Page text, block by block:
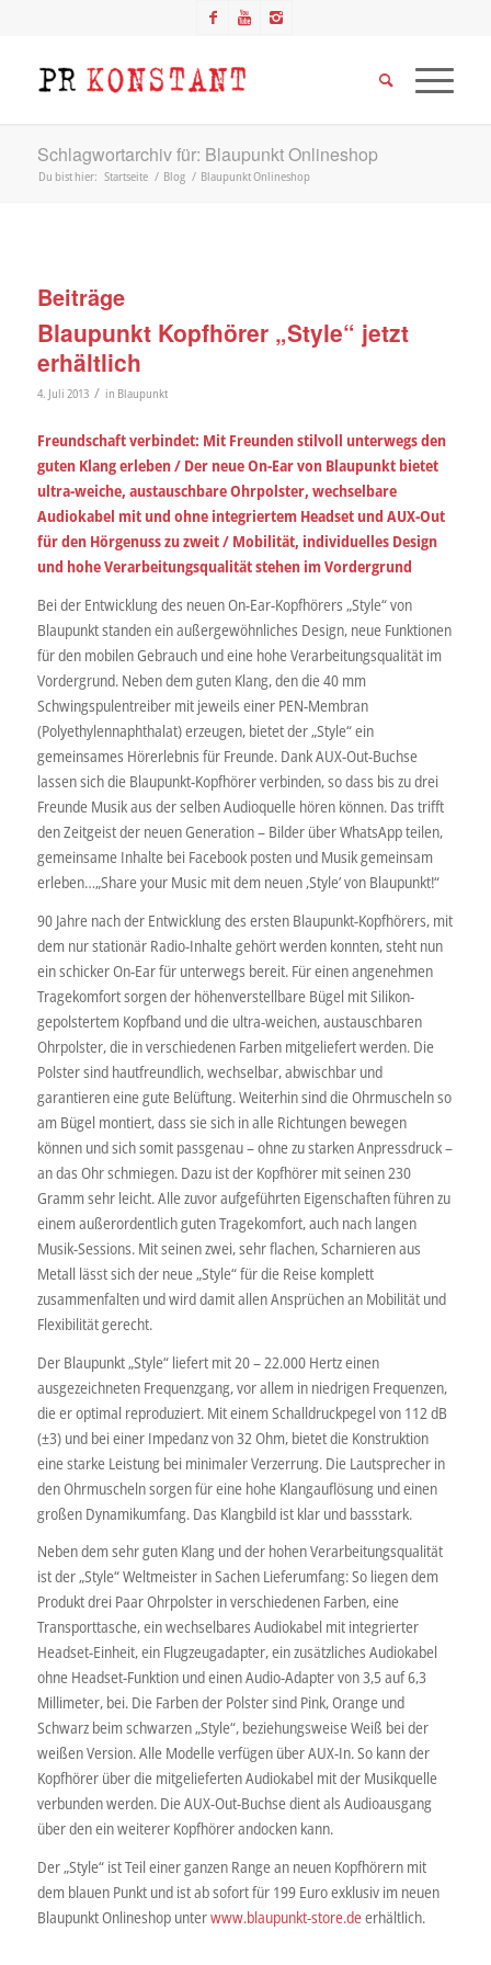
Schlagwortarchiv für: Blaupunkt Onlineshop
Du bist hier: Startseite / Blog / Blaupunkt Onlineshop
Beiträge
Blaupunkt Kopfhörer „Style“ jetzt
erhältlich
4. Juli 2013 / in Blaupunkt
Freundschaft verbindet: Mit Freunden stilvoll unterwegs den
guten Klang erleben / Der neue On-Ear von Blaupunkt bietet
ultra-weiche, austauschbare Ohrpolster, wechselbare
Audiokabel mit und ohne integriertem Headset und AUX-Out
für den Hörgenuss zu zweit / Mobilität, individuelles Design
und hohe Verarbeitungsqualität stehen im Vordergrund
Bei der Entwicklung des neuen On-Ear-Kopfhörers „Style“ von
Blaupunkt standen ein außergewöhnliches Design, neue Funktionen
für den mobilen Gebrauch und eine hohe Verarbeitungsqualität im
Vordergrund. Neben dem guten Klang, den die 40 mm
Schwingspulentreiber mit jeweils einer PEN-Membran
(Polyethylennaphthalat) erzeugen, bietet der „Style“ ein
gemeinsames Hörerlebnis für Freunde. Dank AUX-Out-Buchse
lassen sich die Blaupunkt-Kopfhörer verbinden, so dass bis zu drei
Freunde Musik aus der selben Audioquelle hören können. Das trifft
den Zeitgeist der neuen Generation – Bilder über WhatsApp teilen,
gemeinsame Inhalte bei Facebook posten und Musik gemeinsam
erleben…„Share your Music mit dem neuen ‚Style’ von Blaupunkt!“
90 Jahre nach der Entwicklung des ersten Blaupunkt-Kopfhörers, mit
dem nur stationär Radio-Inhalte gehört werden konnten, steht nun
ein schicker On-Ear für unterwegs bereit. Für einen angenehmen
Tragekomfort sorgen der höhenverstellbare Bügel mit Silikon-
gepolstertem Kopfband und die ultra-weichen, austauschbaren
Ohrpolster, die in verschiedenen Farben mitgeliefert werden. Die
Polster sind hautfreundlich, wechselbar, abwischbar und
garantieren eine gute Belüftung. Weiterhin sind die Ohrmuscheln so
am Bügel montiert, dass sie sich in alle Richtungen bewegen
können und sich somit passgenau – ohne zu starken Anpressdruck –
an das Ohr schmiegen. Dazu ist der Kopfhörer mit seinen 230
Gramm sehr leicht. Alle zuvor aufgeführten Eigenschaften führen zu
einem außerordentlich guten Tragekomfort, auch nach langen
Musik-Sessions. Mit seinen zwei, sehr flachen, Scharnieren aus
Metall lässt sich der neue „Style“ für die Reise komplett
zusammenfalten und wird damit allen Ansprüchen an Mobilität und
Flexibilität gerecht.
Der Blaupunkt „Style“ liefert mit 20 – 22.000 Hertz einen
ausgezeichneten Frequenzgang, vor allem in niedrigen Frequenzen,
die er optimal reproduziert. Mit einem Schalldruckpegel von 112 dB
(±3) und bei einer Impedanz von 32 Ohm, bietet die Konstruktion
eine starke Leistung bei minimaler Verzerrung. Die Lautsprecher in
den Ohrmuscheln sorgen für eine hohe Klangauflösung und einen
großen Dynamikumfang. Das Klangbild ist klar und bassstark.
Neben dem sehr guten Klang und der hohen Verarbeitungsqualität
ist der „Style“ Weltmeister in Sachen Lieferumfang: So liegen dem
Produkt drei Paar Ohrpolster in verschiedenen Farben, eine
Transporttasche, ein wechselbares Audiokabel mit integrierter
Headset-Einheit, ein Flugzeugadapter, ein zusätzliches Audiokabel
ohne Headset-Funktion und einen Audio-Adapter von 3,5 auf 6,3
Millimeter, bei. Die Farben der Polster sind Pink, Orange und
Schwarz beim schwarzen „Style“, beziehungsweise Weiß bei der
weißen Version. Alle Modelle verfügen über AUX-In. So kann der
Kopfhörer über die mitgelieferten Audiokabel mit der Musikquelle
verbunden werden. Die AUX-Out-Buchse dient als Audioausgang
über den ein weiterer Kopfhörer andocken kann.
Der „Style“ ist Teil einer ganzen Range an neuen Kopfhörern mit
dem blauen Punkt und ist ab sofort für 199 Euro exklusiv im neuen
Blaupunkt Onlineshop unterwww.blaupunkt-store.deerhältlich.